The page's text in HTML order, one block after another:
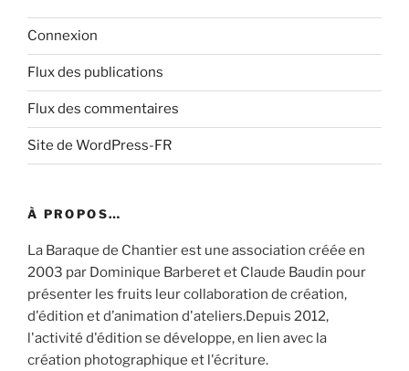
Connexion
Flux des publications
Flux des commentaires
Site de WordPress-FR
À PROPOS…
La Baraque de Chantier est une association créée en
2003 par Dominique Barberet et Claude Baudin pour
présenter les fruits leur collaboration de création,
d'édition et d’animation d'ateliers.Depuis 2012,
l'activité d'édition se développe, en lien avec la
création photographique et l'écriture.